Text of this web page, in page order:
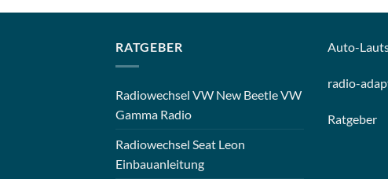
RATGEBER
Radiowechsel VW New Beetle VW
Gamma Radio
Radiowechsel Seat Leon
Einbauanleitung
Auto-
radio-
Ratgeber